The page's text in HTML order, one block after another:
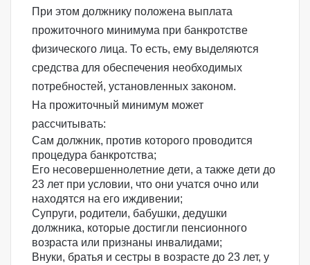
При этом должнику положена выплата
прожиточного минимума при банкротстве
физического лица. То есть, ему выделяются
средства для обеспечения необходимых
потребностей, установленных законом.
На прожиточный минимум может
рассчитывать:
Сам должник, против которого проводится
процедура банкротства;
Его несовершеннолетние дети, а также дети до
23 лет при условии, что они учатся очно или
находятся на его иждивении;
Супруги, родители, бабушки, дедушки
должника, которые достигли пенсионного
возраста или признаны инвалидами;
Внуки, братья и сестры в возрасте до 23 лет, у